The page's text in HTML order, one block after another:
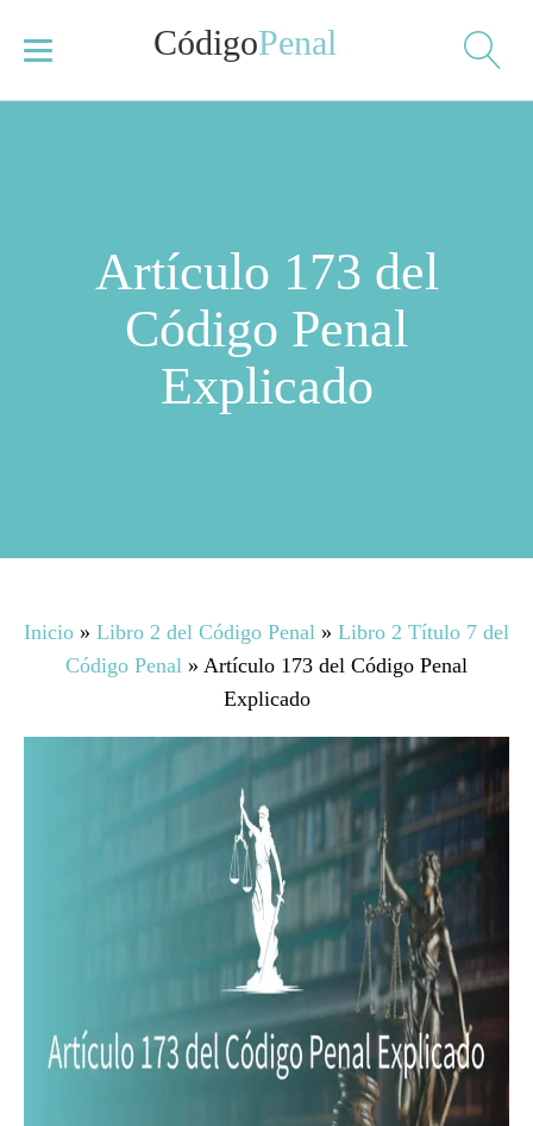
CódigoPenal
Artículo 173 del
Código Penal
Explicado
Inicio » Libro 2 del Código Penal » Libro 2 Título 7 del
Código Penal » Artículo 173 del Código Penal
Explicado